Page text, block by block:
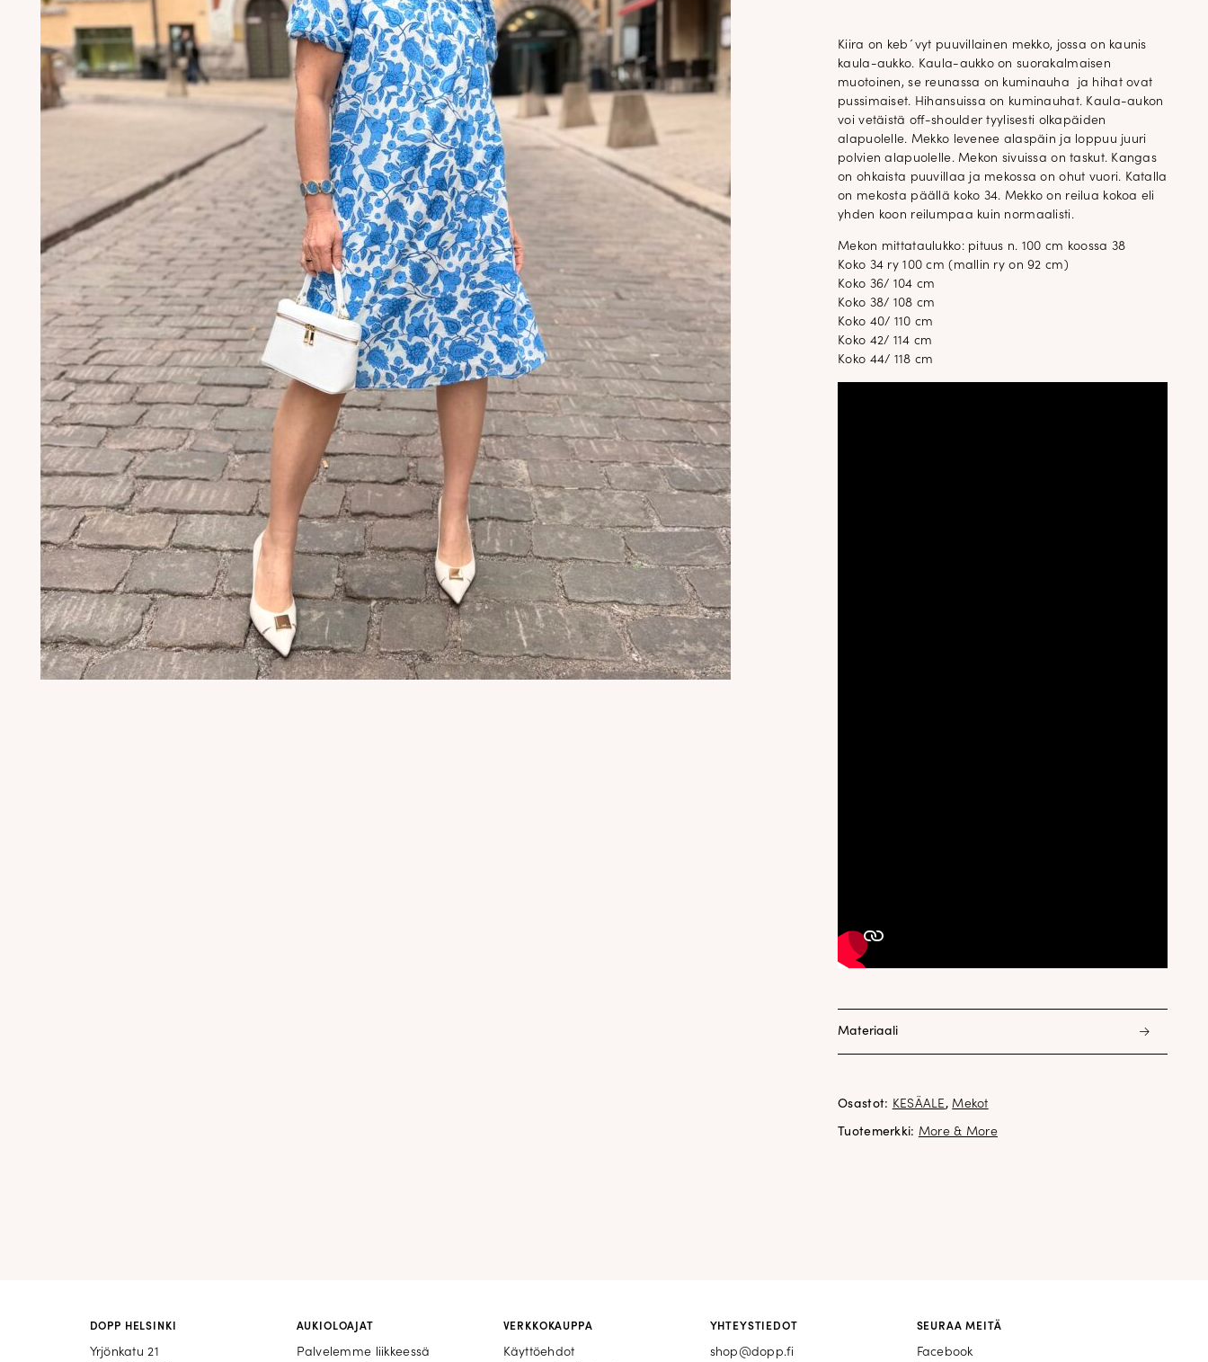
Kiira on keb´vyt puuvillainen mekko, jossa on kaunis
kaula-aukko. Kaula-aukko on suorakalmaisen
muotoinen, se reunassa on kuminauha ja hihat ovat
pussimaiset. Hihansuissa on kuminauhat. Kaula-aukon
voi vetäistä off-shoulder tyylisesti olkapäiden
alapuolelle. Mekko levenee alaspäin ja loppuu juuri
polvien alapuolelle. Mekon sivuissa on taskut. Kangas
on ohkaista puuvillaa ja mekossa on ohut vuori. Katalla
on mekosta päällä koko 34. Mekko on reilua kokoa eli
yhden koon reilumpaa kuin normaalisti.
Mekon mittataulukko: pituus n. 100 cm koossa 38
Koko 34 ry 100 cm (mallin ry on 92 cm)
Koko 36/ 104 cm
Koko 38/ 108 cm
Koko 40/ 110 cm
Koko 42/ 114 cm
Koko 44/ 118 cm
Materiaali
vuori 100% viskoosi
Osastot: KESÄALE , Mekot
Tuotemerkki: More & More
DOPP HELSINKI
Yrjönkatu 21
AUKIOLOAJAT
Palvelemme liikkeessä
VERKKOKAUPPA
Käyttöehdot
YHTEYSTIEDOT
shop@dopp.fi
SEURAA MEITÄ
Facebook
Facebook